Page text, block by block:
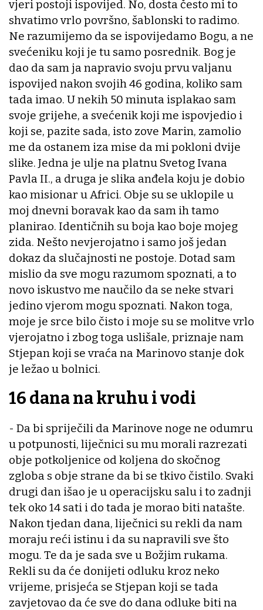
vjeri postoji ispovijed. No, dosta često mi to
shvatimo vrlo površno, šablonski to radimo.
Ne razumijemo da se ispovijedamo Bogu, a ne
svećeniku koji je tu samo posrednik. Bog je
dao da sam ja napravio svoju prvu valjanu
ispovijed nakon svojih 46 godina, koliko sam
tada imao. U nekih 50 minuta isplakao sam
svoje grijehe, a svećenik koji me ispovjedio i
koji se, pazite sada, isto zove Marin, zamolio
me da ostanem iza mise da mi pokloni dvije
slike. Jedna je ulje na platnu Svetog Ivana
Pavla II., a druga je slika anđela koju je dobio
kao misionar u Africi. Obje su se uklopile u
moj dnevni boravak kao da sam ih tamo
planirao. Identičnih su boja kao boje mojeg
zida. Nešto nevjerojatno i samo još jedan
dokaz da slučajnosti ne postoje. Dotad sam
mislio da sve mogu razumom spoznati, a to
novo iskustvo me naučilo da se neke stvari
jedino vjerom mogu spoznati. Nakon toga,
moje je srce bilo čisto i moje su se molitve vrlo
vjerojatno i zbog toga uslišale, priznaje nam
Stjepan koji se vraća na Marinovo stanje dok
je ležao u bolnici.
16 dana na kruhu i vodi
- Da bi spriječili da Marinove noge ne odumru
u potpunosti, liječnici su mu morali razrezati
obje potkoljenice od koljena do skočnog
zgloba s obje strane da bi se tkivo čistilo. Svaki
drugi dan išao je u operacijsku salu i to zadnji
tek oko 14 sati i do tada je morao biti natašte.
Nakon tjedan dana, liječnici su rekli da nam
moraju reći istinu i da su napravili sve što
mogu. Te da je sada sve u Božjim rukama.
Rekli su da će donijeti odluku kroz neko
vrijeme, prisjeća se Stjepan koji se tada
zavjetovao da će sve do dana odluke biti na